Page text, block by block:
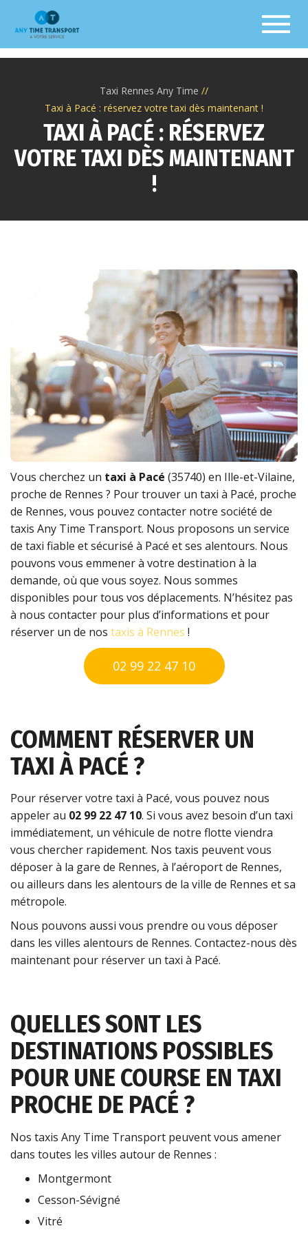
Taxi Rennes Any Time
Taxi à Pacé : réservez votre taxi dès maintenant !
TAXI À PACÉ : RÉSERVEZ
VOTRE TAXI DÈS MAINTENANT
!
Vous cherchez un taxi à Pacé (35740) en Ille-et-Vilaine,
proche de Rennes ? Pour trouver un taxi à Pacé, proche
de Rennes, vous pouvez contacter notre société de
taxis Any Time Transport. Nous proposons un service
de taxi fiable et sécurisé à Pacé et ses alentours. Nous
pouvons vous emmener à votre destination à la
demande, où que vous soyez. Nous sommes
disponibles pour tous vos déplacements. N’hésitez pas
à nous contacter pour plus d’informations et pour
réserver un de nos taxis à Rennes !
02 99 22 47 10
COMMENT RÉSERVER UN
TAXI À PACÉ ?
Pour réserver votre taxi à Pacé, vous pouvez nous
appeler au 02 99 22 47 10. Si vous avez besoin d’un taxi
immédiatement, un véhicule de notre flotte viendra
vous chercher rapidement. Nos taxis peuvent vous
déposer à la gare de Rennes, à l’aéroport de Rennes,
ou ailleurs dans les alentours de la ville de Rennes et sa
métropole.
Nous pouvons aussi vous prendre ou vous déposer
dans les villes alentours de Rennes. Contactez-nous dès
maintenant pour réserver un taxi à Pacé.
QUELLES SONT LES
DESTINATIONS POSSIBLES
POUR UNE COURSE EN TAXI
PROCHE DE PACÉ ?
Nos taxis Any Time Transport peuvent vous amener
dans toutes les villes autour de Rennes :
Montgermont
Cesson-Sévigné
Vitré